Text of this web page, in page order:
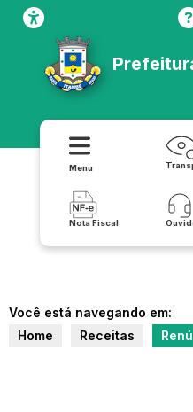
Menu
Nota Fiscal
Você está navegando em:
Home
Receitas